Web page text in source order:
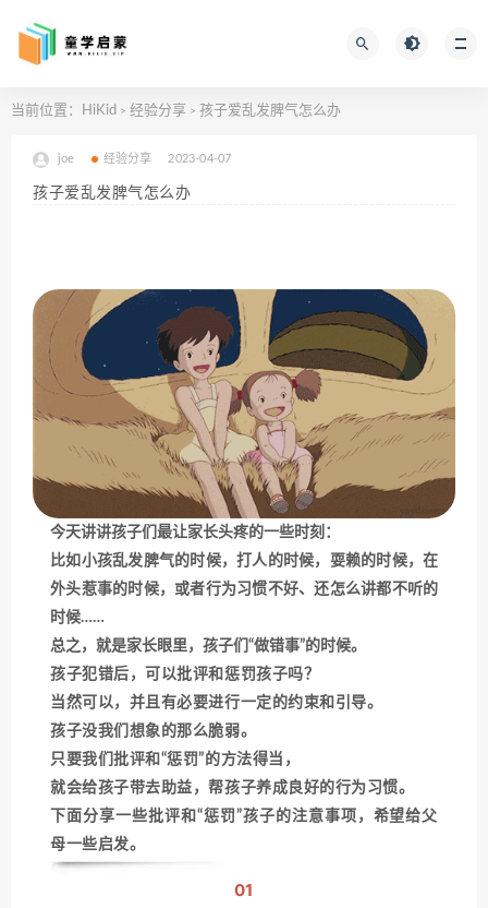
当前位置： HiKid > 经验分享 > 孩子爱乱发脾气怎么办
joe 经验分享 2023-04-07
孩子爱乱发脾气怎么办
今天讲讲孩子们最让家长头疼的一些时刻：
比如小孩乱发脾气的时候，打人的时候，耍赖的时候，在
外头惹事的时候，或者行为习惯不好、还怎么讲都不听的
时候……
总之，就是家长眼里，孩子们“做错事”的时候。
孩子犯错后，可以批评和惩罚孩子吗？
当然可以，并且有必要进行一定的约束和引导。
孩子没我们想象的那么脆弱。
只要我们批评和“惩罚”的方法得当，
就会给孩子带去助益，帮孩子养成良好的行为习惯。
下面分享一些批评和“惩罚”孩子的注意事项， 希望给父
母一些启发。
01